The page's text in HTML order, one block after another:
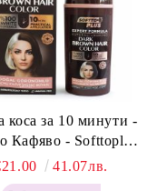
коса за 10 минути -
Кафяво - Softtoplus
Woman Dark Brown
400 мл
41.07лв.